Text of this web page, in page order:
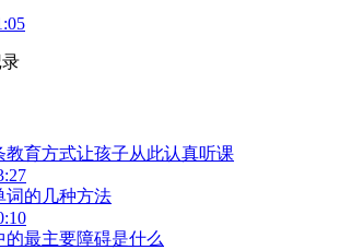
教育方式让孩子从此认真听课
词的几种方法
的最主要障碍是什么